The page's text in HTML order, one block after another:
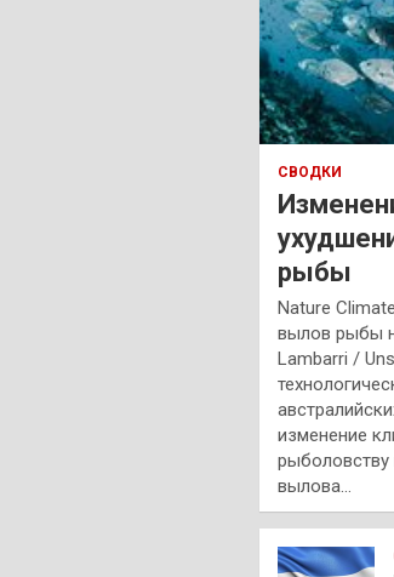
СВОДКИ
рыбы
Nature
вылов рыбы
Lambarri /
изменение
вылова…